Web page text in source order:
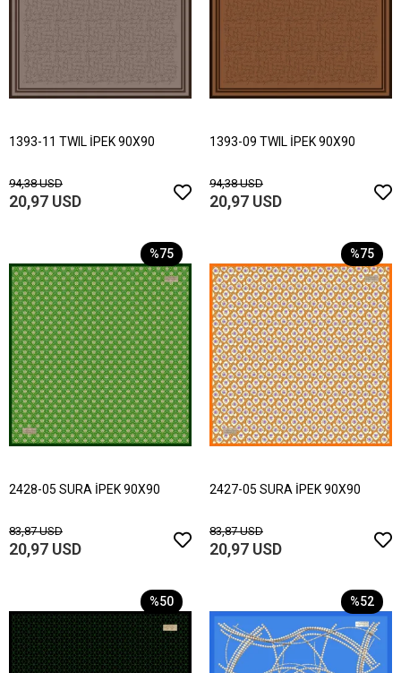
1393-11 TWIL İPEK 90X90
94,38 USD
20,97 USD
1393-09 TWIL İPEK 90X90
94,38 USD
20,97 USD
%75
2428-05 SURA İPEK 90X90
83,87 USD
20,97 USD
%75
2427-05 SURA İPEK 90X90
83,87 USD
20,97 USD
%50 %52